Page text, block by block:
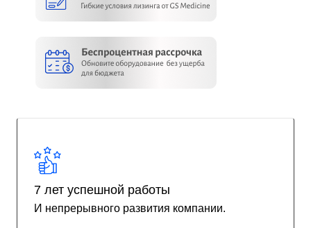
7 лет успешной работы
И непрерывного развития компании.